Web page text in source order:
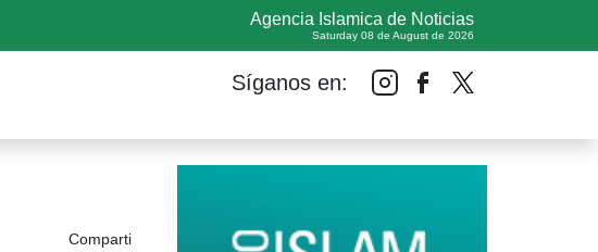
Agencia Islamica de Noticias
Saturday 08 de August de 2026
Síganos en:
Comparti